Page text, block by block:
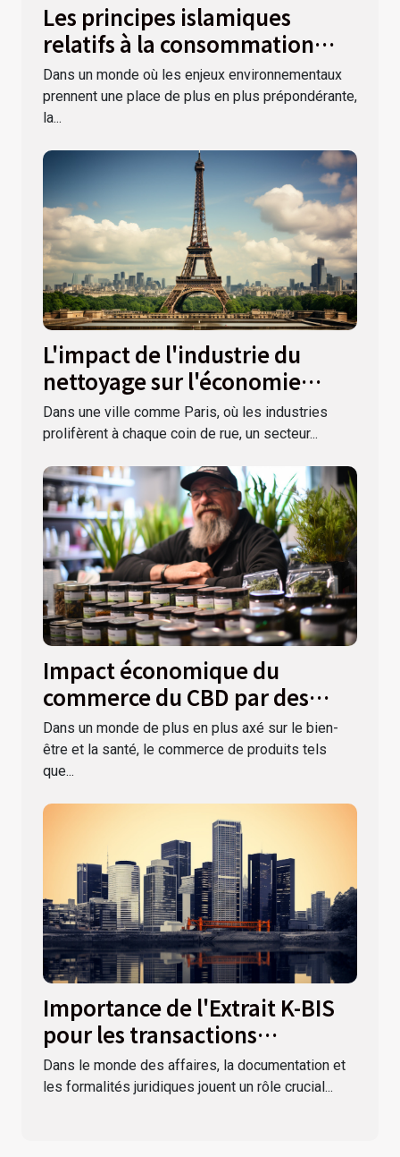
Les principes islamiques
relatifs à la consommation
responsable et durable
Dans un monde où les enjeux environnementaux
prennent une place de plus en plus prépondérante,
la...
L'impact de l'industrie du
nettoyage sur l'économie
parisienne
Dans une ville comme Paris, où les industries
prolifèrent à chaque coin de rue, un secteur...
Impact économique du
commerce du CBD par des
boutiques comme La Ferme
du CBD
Dans un monde de plus en plus axé sur le bien-
être et la santé, le commerce de produits tels
que...
Importance de l'Extrait K-BIS
pour les transactions
commerciales
Dans le monde des affaires, la documentation et
les formalités juridiques jouent un rôle crucial...